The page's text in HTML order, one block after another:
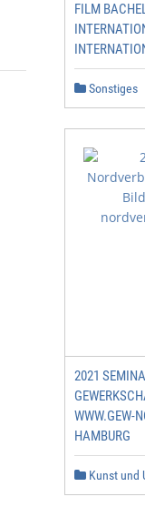
FILM
Sonstiges
2021
WWW.GEW-
HAMBURG
Kunst und